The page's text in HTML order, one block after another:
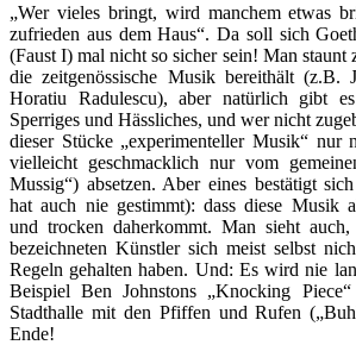
„Wer vieles bringt, wird manchem etwas
zufrieden aus dem Haus“. Da soll sich
(Faust I) mal nicht so sicher sein! Man staunt
die zeitgenössische Musik bereithält (z.B.
Horatiu Radulescu), aber natürlich gibt es
Sperriges und Hässliches, und wer nicht
dieser Stücke „experimenteller Musik“ nur
vielleicht geschmacklich nur vom
Mussig“) absetzen. Aber eines bestätigt
hat auch nie gestimmt): dass diese Musik
und trocken daherkommt. Man sieht
bezeichneten Künstler sich meist selbst
Regeln gehalten haben. Und: Es wird nie
Beispiel Ben Johnstons „Knocking
Stadthalle mit den Pfiffen und Rufen
Ende!